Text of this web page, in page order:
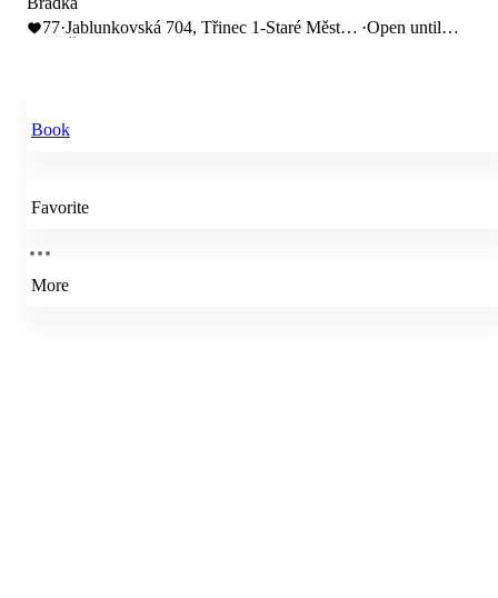
77·Jablunkovská 704, Třinec 1-Staré Město,
·Open until
Book
Favorite
More